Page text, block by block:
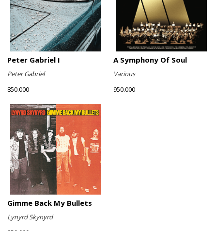
Peter Gabriel I
Peter Gabriel
850.000
A Symphony Of Soul
Various
950.000
Gimme Back My Bullets
Lynyrd Skynyrd